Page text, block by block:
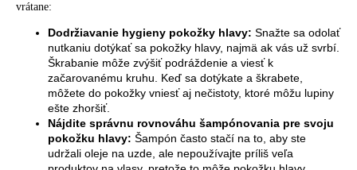
vrátane:
Dodržiavanie hygieny pokožky hlavy: Snažte sa odolať
nutkaniu dotýkať sa pokožky hlavy, najmä ak vás už svrbí.
Škrabanie môže zvýšiť podráždenie a viesť k
začarovanému kruhu. Keď sa dotýkate a škrabete,
môžete do pokožky vniesť aj nečistoty, ktoré môžu lupiny
ešte zhoršiť.
Nájdite správnu rovnováhu šampónovania pre svoju
pokožku hlavy: Šampón často stačí na to, aby ste
udržali oleje na uzde, ale nepoužívajte príliš veľa